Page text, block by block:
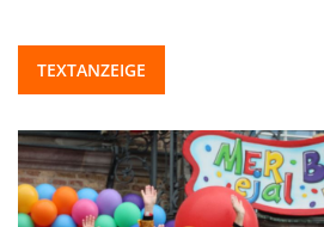
TEXTANZEIGE